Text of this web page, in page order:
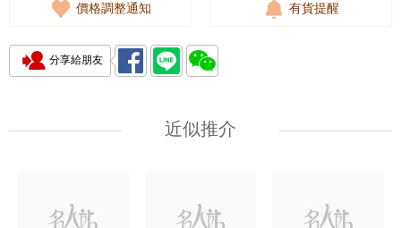
價格調整通知 有貨提醒
分享給朋友
近似推介